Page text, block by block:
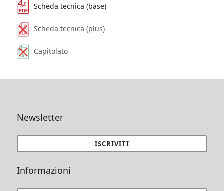
Scheda tecnica (base)
Scheda tecnica (plus)
Capitolato
Newsletter
ISCRIVITI
Informazioni